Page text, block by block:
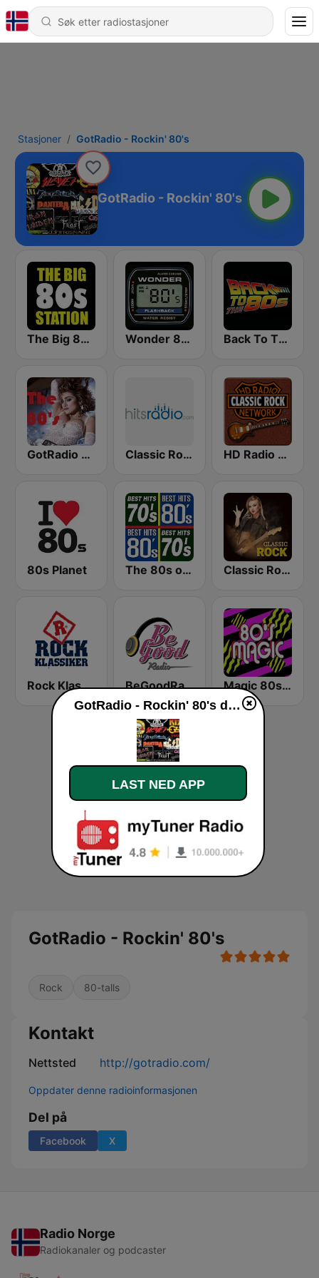
Stasjoner GotRadio - Rockin' 80's
GotRadio - Rockin' 80's
The Big 80s Station Wonder 80's Back To The 80's Radio
GotRadio - 80s Classic Rock - Hits Radio HD Radio - Classic Rock
80s Planet The 80s on the 80s Classic Rock Station
Rock Klassiker BeGoodRadio - 80s Pop Rock Magic 80s Florida
GotRadio - Rockin' 80's
Rock 80-talls
Kontakt
Nettsted http://gotradio.com/
Oppdater denne radioinformasjonen
Del på
Facebook X
Radio Norge
Radiokanaler og podcaster
GotRadio - Rockin' 80's direkte
LAST NED APP